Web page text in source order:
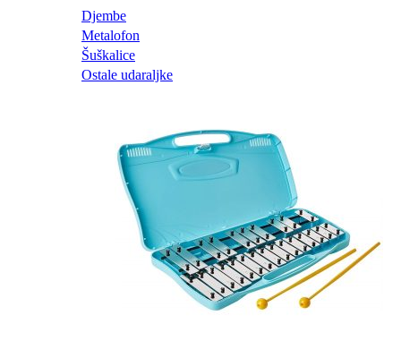
Djembe
Metalofon
Šuškalice
Ostale udaraljke